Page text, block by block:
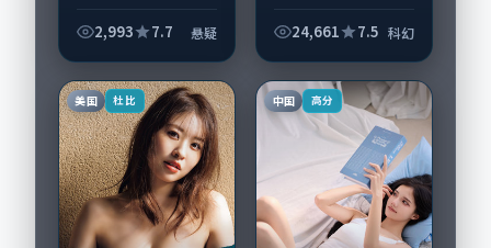
绿灯》值得关注：剧
宇、胡歌与配角群戏
并重。影片2024年...
2,993 7.7 悬疑
政民、高圆圆，松坂
围绕当代都市中的...
24,661 7.5 科幻
美国 杜比 中国 高分